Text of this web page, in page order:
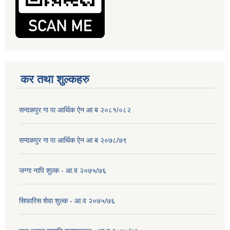
कर तथा शुल्कहरु
सन्दकपुर गा पा आर्थिक ऐन आ ब २०८१/०८२
सन्दकपुर गा पा आर्थिक ऐन आ ब २०७८/७९
जग्गा नापि शुल्क - आ.व २०७५/७६
सिफारिस शेवा शुल्क - आ.व २०७५/७६